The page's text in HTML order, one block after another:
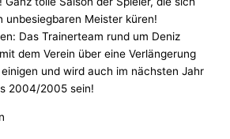
unbesiegbaren Meister küren!
Das Trainerteam rund um Deniz
dem Verein über eine Verlängerung
und wird auch im nächsten Jahr
2004/2005 sein!